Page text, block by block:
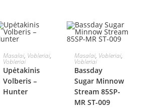
Į KREPŠELĮ
Masalai, Vobleriai,
Vobleriai
Upėtakinis
Volberis –
Hunter
AKCIJA!
Į KREPŠELĮ
Masalai, Vobleriai,
Vobleriai
Bassday
Sugar Minnow
Stream 85SP-
MR ST-009